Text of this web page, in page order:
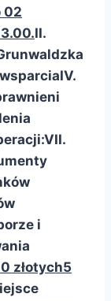
02
II.
IV.
VII.
i
złotych5